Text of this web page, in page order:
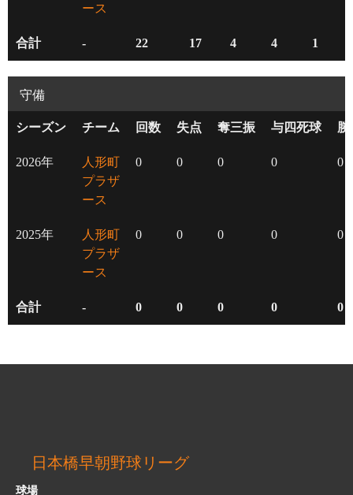
ース
合計 - 22 17 4 4 1
守備
シーズン チーム 回数 失点 奪三振 与四死球 勝
2026年
人形町
プラザ
ース
0 0 0 0 0
2025年
人形町
プラザ
ース
0 0 0 0 0
合計 - 0 0 0 0 0
日本橋早朝野球リーグ
球場